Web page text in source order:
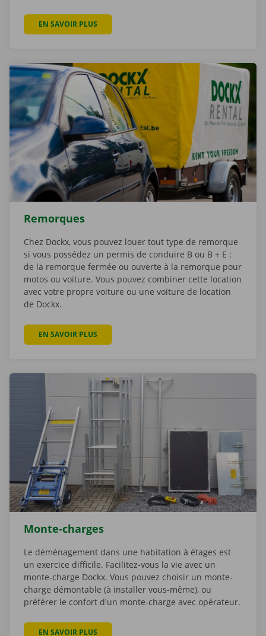
EN SAVOIR PLUS
Remorques
Chez Dockx, vous pouvez louer tout type de remorque
si vous possédez un permis de conduire B ou B + E :
de la remorque fermée ou ouverte à la remorque pour
motos ou voiture. Vous pouvez combiner cette location
avec votre propre voiture ou une voiture de location
de Dockx.
EN SAVOIR PLUS
Monte-charges
Le déménagement dans une habitation à étages est
un exercice difficile. Facilitez-vous la vie avec un
monte-charge Dockx. Vous pouvez choisir un monte-
charge démontable (à installer vous-même), ou
préférer le confort d'un monte-charge avec opérateur.
EN SAVOIR PLUS